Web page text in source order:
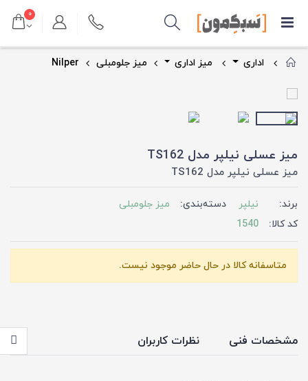
۰
اداری میز اداری میز جلومبلی Nilper
میز عسلی نیلپر مدل TS162
میز عسلی نیلپر مدل TS162
برند: نیلپر دسته‌بندی:
میز جلومبلی
کد کالا:
1540
متاسفانه کالا در حال حاضر موجود نیست.
مشخصات فنی نظرات کاربران